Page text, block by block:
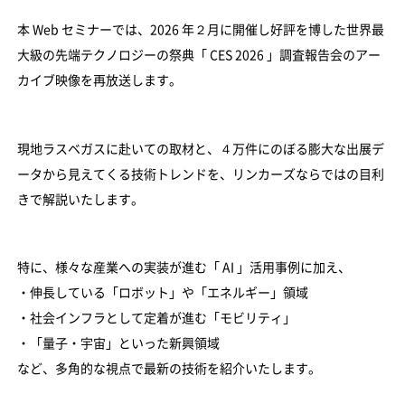
本 Web セミナーでは、2026 年２月に開催し好評を博した世界最
大級の先端テクノロジーの祭典「 CES 2026 」調査報告会のアー
カイブ映像を再放送します。
現地ラスベガスに赴いての取材と、４万件にのぼる膨大な出展デ
ータから見えてくる技術トレンドを、リンカーズならではの目利
きで解説いたします。
特に、様々な産業への実装が進む「 AI 」活用事例に加え、
・伸長している「ロボット」や「エネルギー」領域
・社会インフラとして定着が進む「モビリティ」
・「量子・宇宙」といった新興領域
など、多角的な視点で最新の技術を紹介いたします。